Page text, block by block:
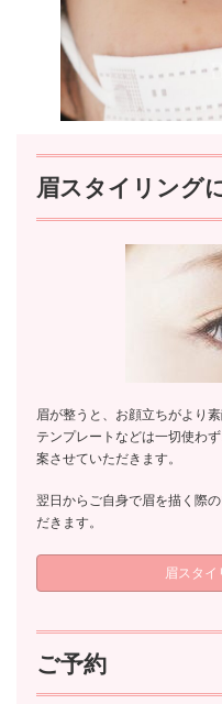
眉スタイリング
眉が整うと、お顔立ちがより素
テンプレートなどは一切使わ
案させていただきます。
翌日からご自身で眉を描く際
だきます。
眉スタイ
ご予約